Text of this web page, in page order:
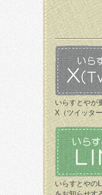
いらすとやが
X（ツイッタ
いらすとやの